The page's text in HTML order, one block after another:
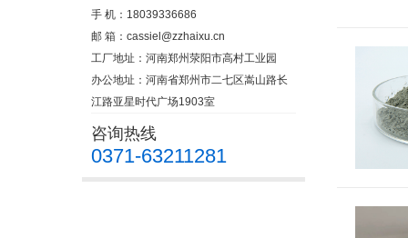
手 机：18039336686
邮 箱：cassiel@zzhaixu.cn
工厂地址：河南郑州荥阳市高村工业园
办公地址：河南省郑州市二七区嵩山路长
江路亚星时代广场1903室
咨询热线
0371-63211281